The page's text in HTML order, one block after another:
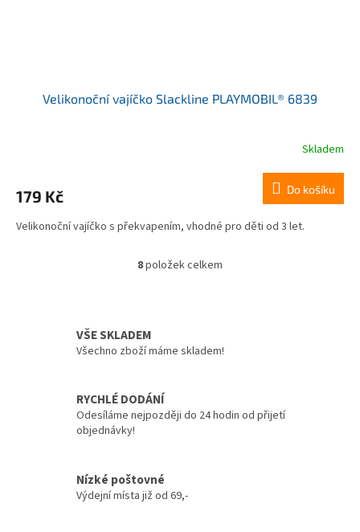
Velikonoční vajíčko Slackline PLAYMOBIL® 6839
Skladem
179 Kč Do košíku
Velikonoční vajíčko s překvapením, vhodné pro děti od 3 let.
O
a
r
v
p
8položek celkem
VŠE SKLADEM
Všechno zboží máme skladem!
RYCHLÉ DODÁNÍ
Odesíláme nejpozději do 24 hodin od přijetí
objednávky!
Nízké poštovné
Výdejní místa již od 69,-